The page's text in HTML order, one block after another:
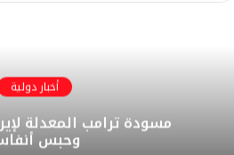
أخبار دولية
مسودة ترامب المعدلة
وحبس